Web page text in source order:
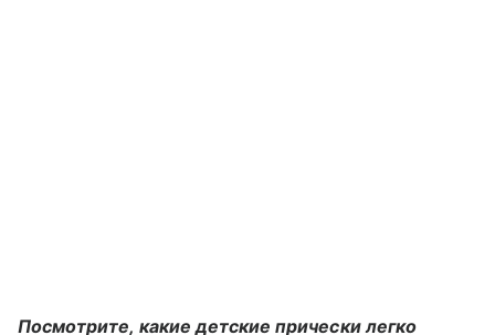
Посмотрите, какие детские прически легко